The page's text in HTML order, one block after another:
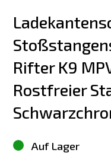
Rifter K9
Rostfreier
Auf Lager